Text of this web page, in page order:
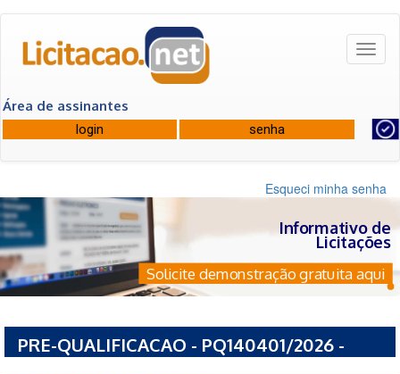
Área de assinantes
Esqueci minha senha
Informativo de
Licitações
Solicite demonstração gratuita aqui
PRE-QUALIFICACAO - PQ140401/2026 -